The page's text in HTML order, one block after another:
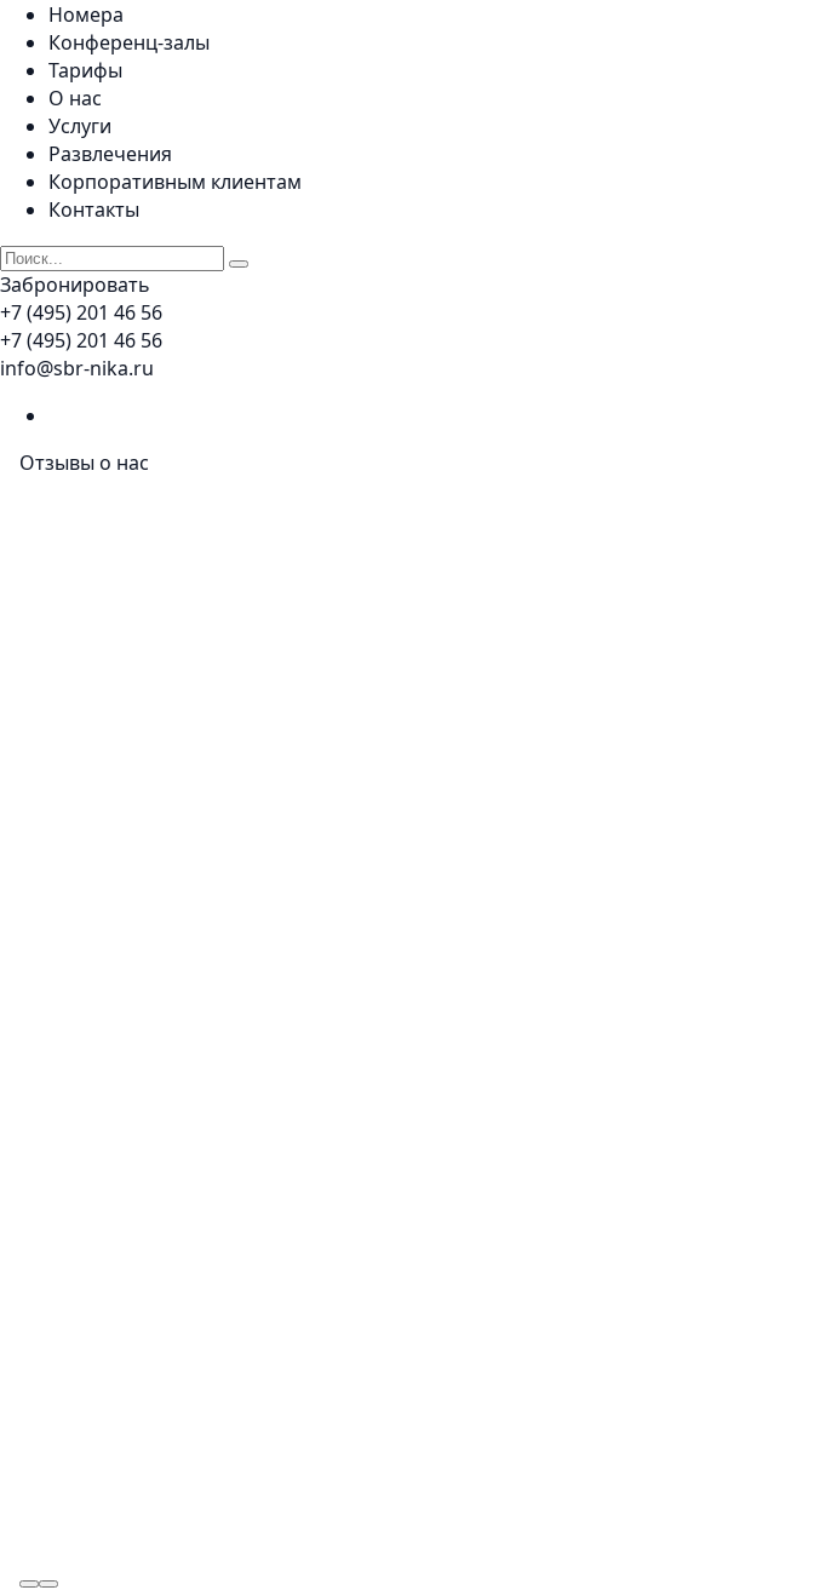
Номера
Конференц-залы
Тарифы
О нас
Услуги
Развлечения
Корпоративным клиентам
Контакты
Забронировать
+7 (495) 201 46 56
+7 (495) 201 46 56
info@sbr-nika.ru
Отзывы о нас